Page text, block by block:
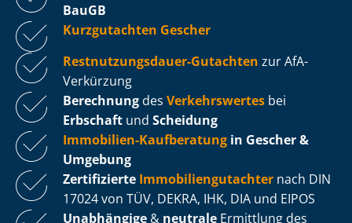
BauGB
Kurzgutachten Gescher
Rest­nut­zungs­dau­er-Gutachten zur AfA-
Verkürzung
Berechnung des Verkehrswertes bei
Erbschaft und Scheidung
Immobilien-Kaufberatung in Gescher &
Umgebung
Zertifizierte Im­mo­bi­li­en­gut­ach­ter nach DIN
17024 von TÜV, DEKRA, IHK, DIA und EIPOS
Unabhängige & neutrale Ermittlung des